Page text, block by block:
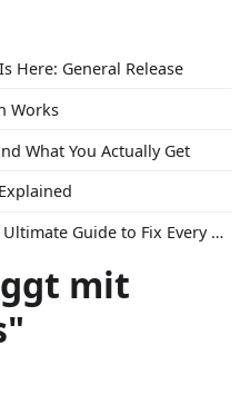
Here: General Release
Works
What You Actually Get
3D Print Troubleshooting: The Ultimate Guide to Fix Every Common Problem [2026]
mit